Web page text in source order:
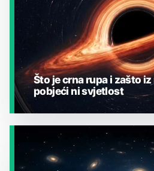
JESTE LI ZNALI?
Što je crna rupa i zašto
pobjeći ni svjetlost